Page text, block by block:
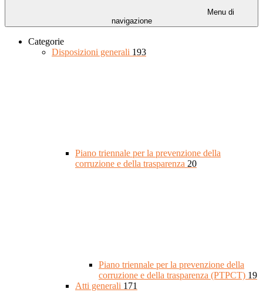
Menu di
navigazione
Categorie
Disposizioni generali 193
Piano triennale per la prevenzione della
corruzione e della trasparenza 20
Piano triennale per la prevenzione della
corruzione e della trasparenza (PTPCT) 19
Atti generali 171